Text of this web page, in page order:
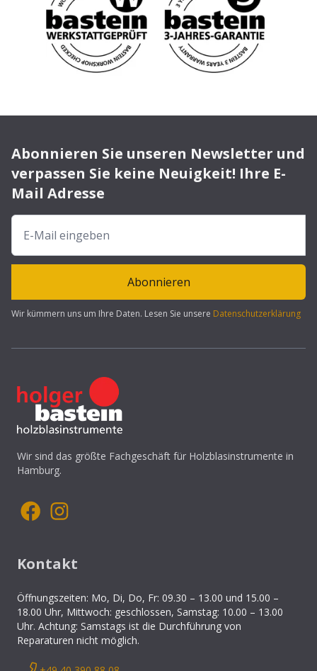
Abonnieren Sie unseren Newsletter und
verpassen Sie keine Neuigkeit! Ihre E-
Mail Adresse
Abonnieren
Wir kümmern uns um Ihre Daten. Lesen Sie unsere Datenschutzerklärung
Wir sind das größte Fachgeschäft für Holzblasinstrumente in
Hamburg.
Kontakt
Öffnungszeiten: Mo, Di, Do, Fr: 09.30 – 13.00 und 15.00 –
18.00 Uhr, Mittwoch: geschlossen, Samstag: 10.00 – 13.00
Uhr. Achtung: Samstags ist die Durchführung von
Reparaturen nicht möglich.